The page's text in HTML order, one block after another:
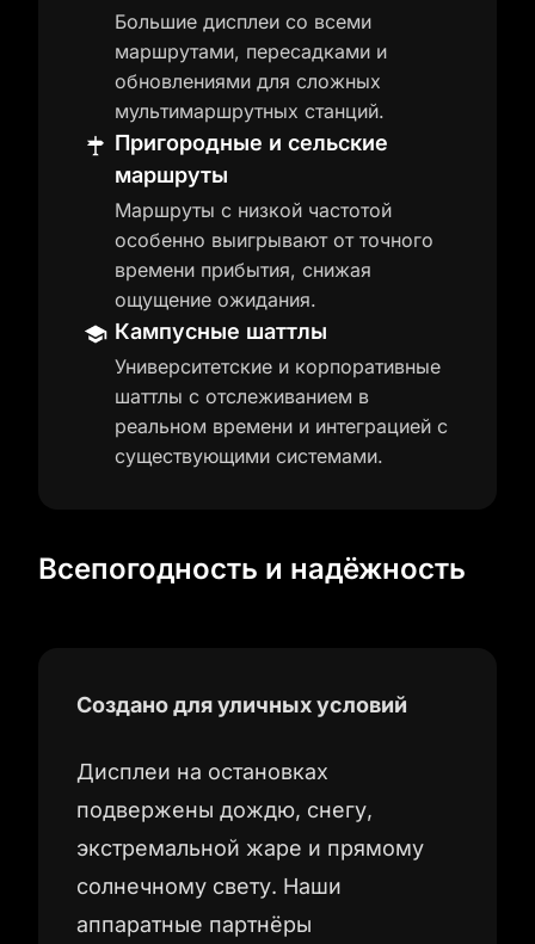
Большие дисплеи со всеми
маршрутами, пересадками и
обновлениями для сложных
мультимаршрутных станций.
Пригородные и сельские
маршруты
Маршруты с низкой частотой
особенно выигрывают от точного
времени прибытия, снижая
ощущение ожидания.
Кампусные шаттлы
Университетские и корпоративные
шаттлы с отслеживанием в
реальном времени и интеграцией с
существующими системами.
Всепогодность и надёжность
Создано для уличных условий
Дисплеи на остановках
подвержены дождю, снегу,
экстремальной жаре и прямому
солнечному свету. Наши
аппаратные партнёры